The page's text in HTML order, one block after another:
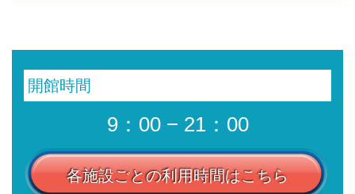
開館時間
9：00 − 21：00
各施設ごとの利用時間はこちら